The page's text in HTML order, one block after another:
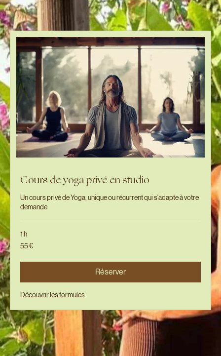
Je propose aussi des cours privés (particuliers ou en groupe) en studio/domicile/évènement.
Réservation ci-dessous ou par mail: c.bodyevasion@gmail.com
Cours de yoga privé en studio
Un cours privé de Yoga, unique ou récurrent qui s'adapte à votre
demande
1 h
55
euros
55 €
Réserver
Découvrir les formules